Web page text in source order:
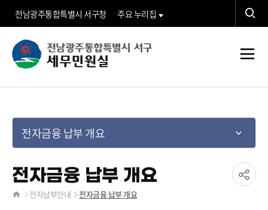
전남광주통합특별시 서구청 주요 누리집
세
무
민
원
실">
체
뉴
전자금융 납부 개요
전자납부안내 전자금융 납부 개요
전자금융 납부 개요